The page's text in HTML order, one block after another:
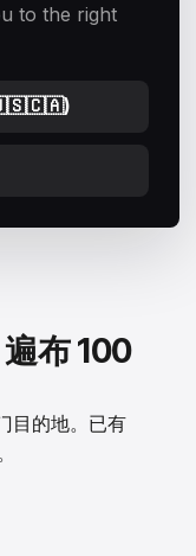
to the right
布 100
目的地。已有